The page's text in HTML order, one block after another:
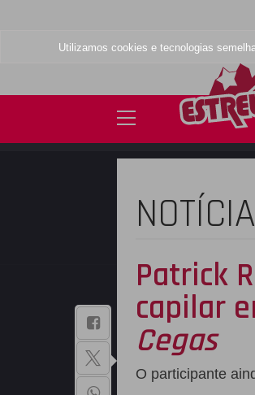
Utilizamos cookies e tecnologias
Patrick
capilar
Cegas
O participante
BAIXE NOSSO
APLICATIVO